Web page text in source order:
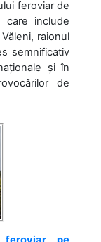
feroviar de
care include
raionul
semnificativ
și în
de